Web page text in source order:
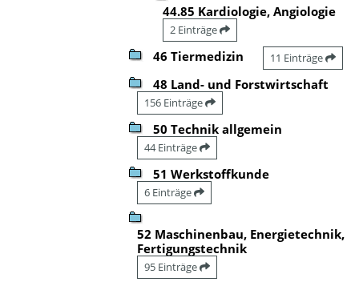
44.85 Kardiologie, Angiologie
2 Einträge
46 Tiermedizin 11 Einträge
48 Land- und Forstwirtschaft
156 Einträge
50 Technik allgemein
44 Einträge
51 Werkstoffkunde
6 Einträge
52 Maschinenbau, Energietechnik,
Fertigungstechnik
95 Einträge